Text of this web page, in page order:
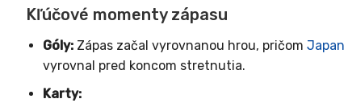
Kľúčové momenty zápasu
Góly:Zápas začal vyrovnanou hrou, pričom Japan
vyrovnal pred koncom stretnutia.
Karty: